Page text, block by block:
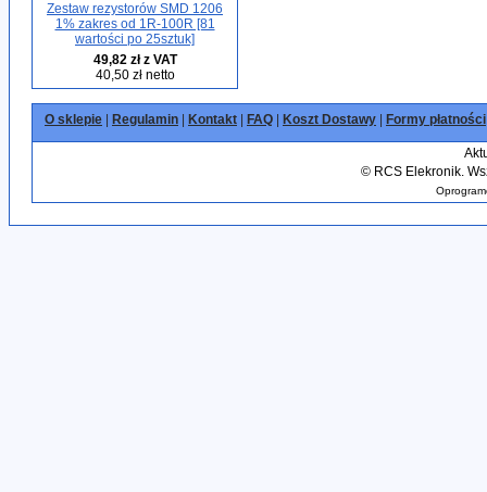
Zestaw rezystorów SMD 1206
1% zakres od 1R-100R [81
wartości po 25sztuk]
49,82 zł z VAT
40,50 zł netto
O sklepie Regulamin Kontakt FAQ Koszt Dostawy Formy płatności
©RCS Elekronik.